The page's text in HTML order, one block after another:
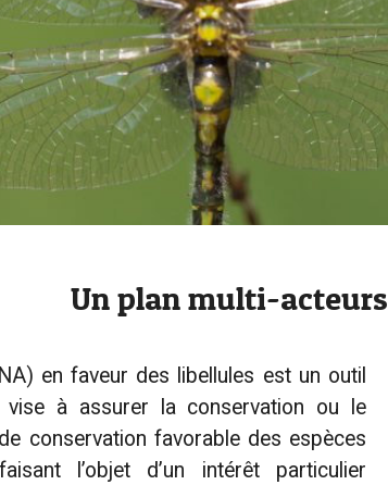
Un plan multi-acteurs
en faveur des libellules est un outil
vise à assurer la conservation ou le
conservation favorable des espèces
l’objet d’un intérêt particulier